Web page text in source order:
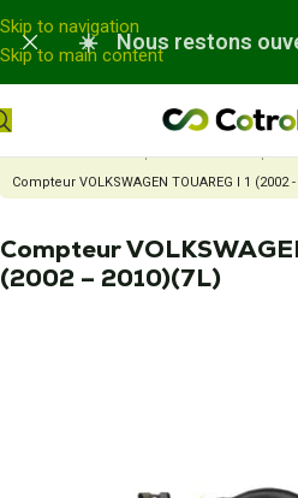
Panneau de gestion des cookies
Skip to navigation
Skip to main content
☀️ Nous restons
Accueil Nos réparations
Compteur VOLKSWAGEN TOUAREG I 1 (2002
Compteur
(2002 – 2010)(7L)